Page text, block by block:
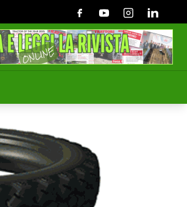
FacebookYoutubeInstagramLinkedin